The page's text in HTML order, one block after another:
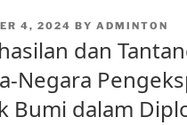
4, 2024 BY ADMINTON
dan
Negara
Bumi dalam